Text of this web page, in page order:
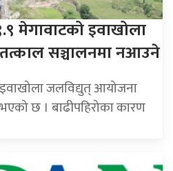
मेगावाटको इवाखोला
सञ्चालनमा नआउने
जलविद्युत् आयोजना
छ । बाढीपहिरोका कारण